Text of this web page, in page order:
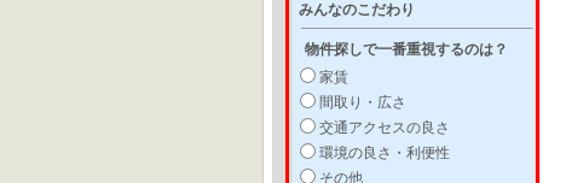
みんなのこだわり
物件探しで一番重視するのは？
家賃
間取り・広さ
交通アクセスの良さ
環境の良さ・利便性
その他